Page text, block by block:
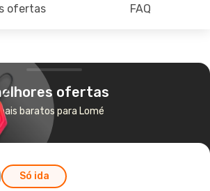
ofertas FAQ
ofertas
baratos para Lomé
Só ida